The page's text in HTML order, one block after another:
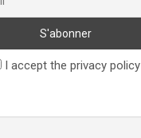
I accept the privacy policy